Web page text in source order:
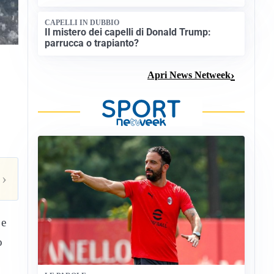
›
CAPELLI IN DUBBIO
Il mistero dei capelli di Donald Trump:
parrucca o trapianto?
Apri News Netweek